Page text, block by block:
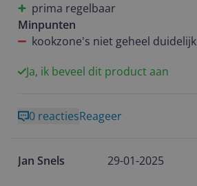
prima regelbaar
Minpunten
kookzone's niet geheel duidelijk
Ja, ik beveel dit product aan
0 reactiesReageer
Jan Snels 29-01-2025